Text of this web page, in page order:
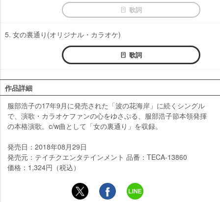
歌詞
5. 女の裏通り(オリジナル・カラオケ)
歌詞
作品詳細
服部浩子の17年9月に発売された「波の花海岸」に続くシングル
で、演歌・カラオケファンの心をゆさぶる、服部浩子節本領発揮
の本格演歌。c/w曲として「女の裏通り」を収録。
発売日：2018年08月29日
発売元：テイチクエンタテインメント 品番：TECA-13860
価格：1,324円（税込）